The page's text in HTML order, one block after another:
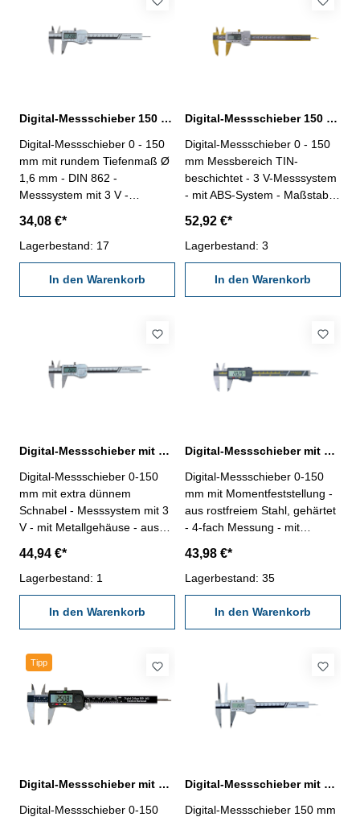
- im Behältnis / Kasten
Messbereich 0-150 mm
Messbereich 0-150 mm
Digital-Messschieber 150 mm mit rundem Tiefenmaß DIN 862
Digital-Messschieber 0 - 150
mm mit rundem Tiefenmaß Ø
1,6 mm - DIN 862 -
Messsystem mit 3 V -
(robust) - Maßstab mit
Glasschiene für genauere
Abtastung - aus rostfreiem
Stahl, gehärtet - 4-fach
Messung - mit Ein/Aus-, Null-,
Auswertung festgehalten
werden) - Datenausgang RB
Behältnis/Kasten Messbereich
34,08 €*
Lagerbestand: 17
In den Warenkorb
Digital-Messschieber 150 mm TIN-beschichtet DIN 862
Digital-Messschieber 0 - 150
mm Messbereich TIN-
beschichtet - 3 V-Messsystem
- mit ABS-System - Maßstab
Abtastung - keine
Messgeschwindigkeitsbegrenz
ung - aus rostfreiem Stahl,
gehärtet - 4-Fach Messung -
Genauigkeit 0,03 mm - mit
0/ABS-Taste- Datenausgang
ohne Antriebsrolle
(Passstück im Lieferumfang) -
52,92 €*
Lagerbestand: 3
In den Warenkorb
Digital-Messschieber mit extra dünnem Schnabel 0-150 mm 3 V
Digital-Messschieber 0-150
mm mit extra dünnem
Schnabel - Messsystem mit 3
V - mit Metallgehäuse - aus
fach Messung - mit Ein/Aus-,
Null-, Unit- und Hold-Taste-
Ablesung 0,01 mm / 0,0005"-
Datenausgang RB 5- im
Behältnis/Kasten
Schnabellänge: 40 mm
0,75 mm
44,94 €*
Lagerbestand: 1
In den Warenkorb
Digital-Messschieber mit Momentfeststellung 0-150 mm DIN 862
Digital-Messschieber 0-150
mm mit Momentfeststellung -
aus rostfreiem Stahl, gehärtet
- 4-fach Messung - mit
Taste- Ablesung 0,01 mm /
0,0005"- Datenausgang
RS232C (RB 1)- im
Behältnis/Kasten Messbereich
0-150 mm
43,98 €*
Lagerbestand: 35
In den Warenkorb
Tipp
Digital-Messschieber mit Rolle "Black" 0-150 mm
Digital-Messschieber 0-150
Digital-Messschieber mit spitzem Schnabel und langen Spitzen 0-150 mm 3 V
Digital-Messschieber 150 mm